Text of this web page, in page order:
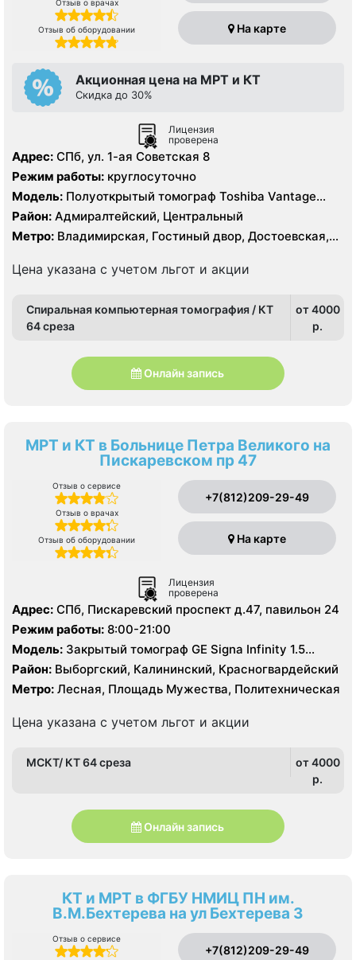
Отзыв о врачах
Отзыв об оборудовании На карте
Акционная цена на МРТ и КТ
Скидка до 30%
Лицензия
проверена
Адрес: СПб, ул. 1-ая Советская 8
Режим работы: круглосуточно
Модель: Полуоткрытый томограф Toshiba Vantage
Titan 1.5 Тесла, КТ Toshiba Aquilion CX 128 срезов, УЗИ
Район: Адмиралтейский, Центральный
Метро: Владимирская, Гостиный двор, Достоевская,
Площадь Александра Невского, Площадь Восстания,
Пушкинская
Цена указана с учетом льгот и акции
Спиральная компьютерная томография / КТ
64 среза
от 4000
p.
Онлайн запись
МРТ и КТ в Больнице Петра Великого на
Пискаревском пр 47
Отзыв о сервисе
Отзыв о врачах
Отзыв об оборудовании
+7(812)209-29-49
На карте
Лицензия
проверена
Адрес: СПб, Пискаревский проспект д.47, павильон 24
Режим работы: 8:00-21:00
Модель: Закрытый томограф GE Signa Infinity 1.5
Тесла, КТ Toshiba Aguilion 64 среза, УЗИ
Район: Выборгский, Калининский, Красногвардейский
Метро: Лесная, Площадь Мужества, Политехническая
Цена указана с учетом льгот и акции
МСКТ/ КТ 64 среза
от 4000
p.
Онлайн запись
КТ и МРТ в ФГБУ НМИЦ ПН им.
В.М.Бехтерева на ул Бехтерева 3
Отзыв о сервисе
+7(812)209-29-49